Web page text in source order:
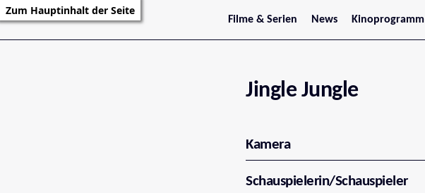
Zum Hauptinhalt der Seite
Filme & Serien
Trailer
Serienarchiv
News
Stars
Kinoprogramm
Jetzt im Kino
Oberösterreich
Tirol
Vorarlberg
Jingle Jungle
Kamera
Schauspielerin/Schauspieler